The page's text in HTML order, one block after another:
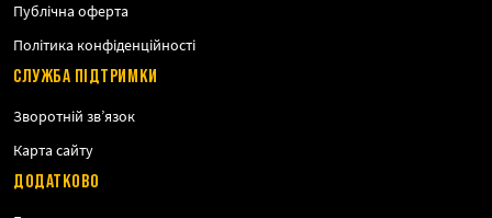
Публічна оферта
Політика конфіденційності
СЛУЖБА ПІДТРИМКИ
Зворотній зв’язок
Карта сайту
ДОДАТКОВО